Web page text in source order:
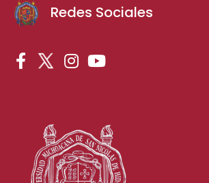
Redes Sociales